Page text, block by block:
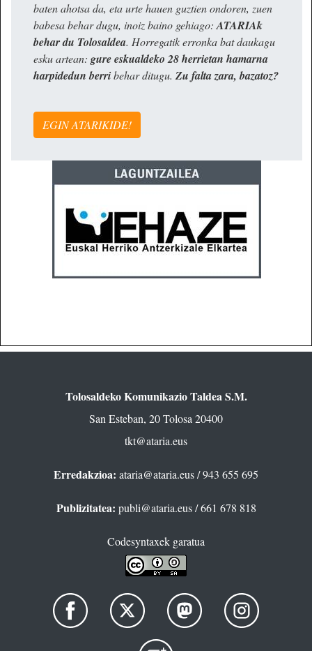
baten ahotsa da, eta urte hauen guztien ondoren, zuen
babesa behar dugu, inoiz baino gehiago: ATARIAk
behar du Tolosaldea. Horregatik erronka bat daukagu
esku artean: gure eskualdeko 28 herrietan hamarna
harpidedun berribehar ditugu. Zu falta zara, bazatoz?
EGIN ATARIKIDE!
Tolosaldeko Komunikazio Taldea S.M.
San Esteban, 20 Tolosa 20400
tkt@ataria.eus
Erredakzioa: ataria@ataria.eus/ 943 655 695
Publizitatea: publi@ataria.eus/ 661 678 818
Codesyntaxek garatua